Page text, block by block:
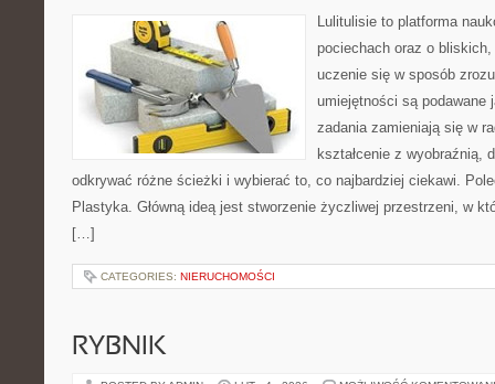
Lulitulisie to platforma
pociechach oraz o
uczenie się w sposób
umiejętności są podawane
zadania zamieniają się w
kształcenie z wyobraźnią,
odkrywać różne ścieżki i wybierać to, co najbardziej ciekawi.
Plastyka. Główną ideą jest stworzenie życzliwej przestrzeni, w
[…]
CATEGORIES: NIERUCHOMOŚCI
RYBNIK